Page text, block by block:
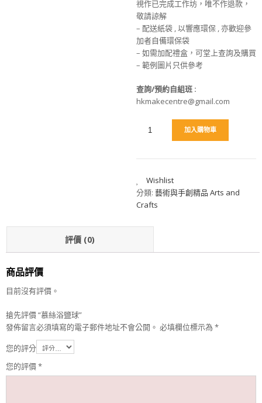
視作已完成工作坊，唯不作退款，
敬請諒解
– 配送紙袋 , 以響應環保 , 亦歡迎參
加者自備環保袋
– 如需加配禮盒，可堂上查詢及購買
– 範例圖片只供參考
查詢/預約自組班 :
hkmakecentre@gmail.com
加入購物車
Wishlist
分類: 藝術與手創精品 Arts and
Crafts
評價 (0)
商品評價
目前沒有評價。
搶先評價 “慕絲浴鹽球”
發佈留言必須填寫的電子郵件地址不會公開。 必填欄位標示為 *
您的評分
您的評價*